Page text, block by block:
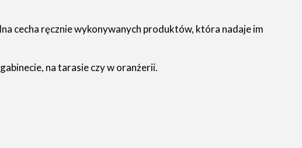
cecha ręcznie wykonywanych produktów, która nadaje im
na tarasie czy w oranżerii.